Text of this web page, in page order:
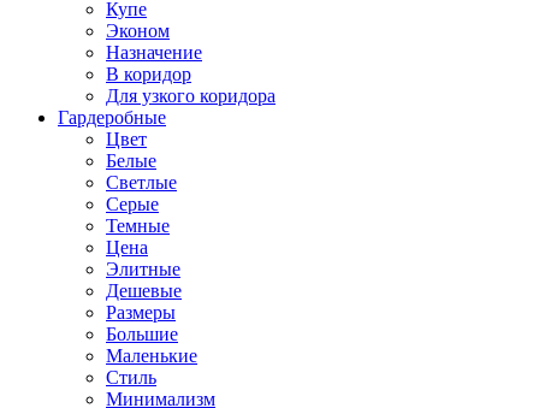
Купе
Эконом
Назначение
В коридор
Для узкого коридора
Гардеробные
Цвет
Белые
Светлые
Серые
Темные
Цена
Элитные
Дешевые
Размеры
Большие
Маленькие
Стиль
Минимализм